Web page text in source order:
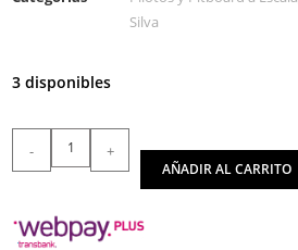
Silva
3 disponibles
- +
AÑADIR AL CARRITO